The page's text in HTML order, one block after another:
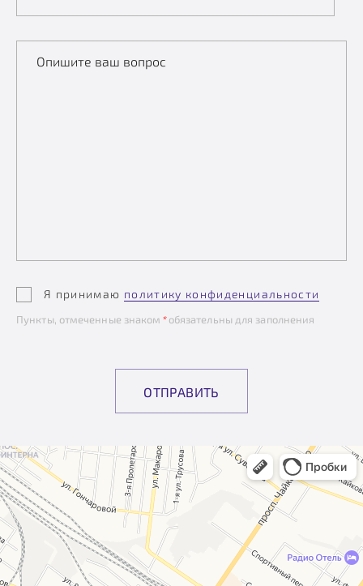
Опишите ваш вопрос
Я принимаю политику конфиденциальности
Пункты, отмеченные знаком *обязательны для заполнения
ОТПРАВИТЬ